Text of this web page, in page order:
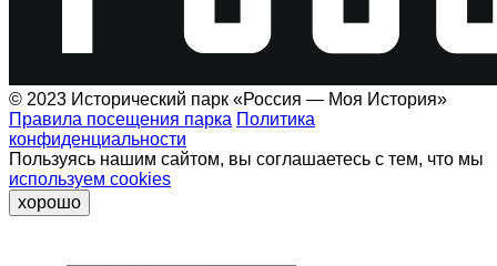
© 2023 Исторический парк «Россия — Моя История»
Правила посещения парка Политика
конфиденциальности
Пользуясь нашим сайтом, вы соглашаетесь с тем, что мы
используем cookies
хорошо